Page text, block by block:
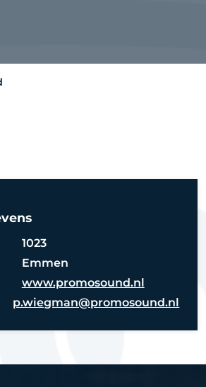
1023
Emmen
www.promosound.nl
p.wiegman@promosound.nl